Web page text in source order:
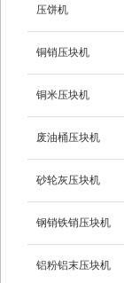
压饼机
铜销压块机
铜米压块机
废油桶压块机
砂轮灰压块机
钢销铁销压块机
铝粉铝末压块机